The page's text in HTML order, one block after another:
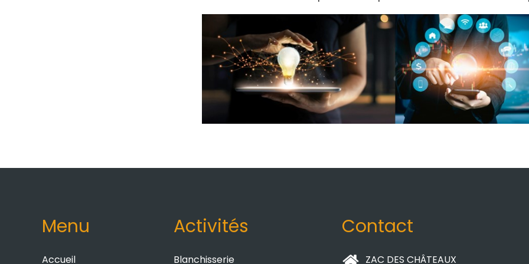
Menu
Accueil
Activités
Blanchisserie
Contact
ZAC DES CHÂTEAUX